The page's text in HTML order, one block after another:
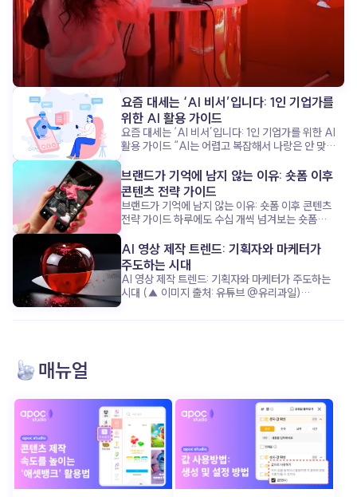
요즘 대세는 ‘AI 비서’입니다: 1인 기업가를
위한 AI 활용 가이드
요즘 대세는 ‘AI 비서’입니다: 1인 기업가를 위한 AI
활용 가이드 “AI는 어렵고 복잡해서 나랑은 안 맞아!”
기업가들은 복잡하고 무거운 AI 대신, 쉽고 친근한
‘AI 비서’ 에 훨씬 더 열광하고 있거든요. 단순한 업무
처리부터 마케팅 기획까지, 어떻게 AI가 혼자 모든 걸
하는 1인 기업가의 시간을 구해주고, 성장을 돕는지
지금부터 함께 살펴볼까요? “복잡하지 않아도
괜찮아”: AI 비서가 주목받는 이유 (▲ 이미지 출처:
클립아트코리아) 최근 1인 기업가들은 완벽한 AI
기술보다, 누구나 쉽게 쓰고 바로 도움 되는 ‘친근함’
을 더 원합니다. 복잡한 설정 없이 ‘내 비서’처럼 소통
하며, 업무 효율을 높여주는 AI가 핵심 매력
비서 덕분에 브랜드보다 ‘업무 효율’ 과 ‘고객 응대’
에서 한 단계 업그레이드되는 경험을 했습니다. AI
비서는 단순한 도구를 넘어, ‘나만의 비서’로서
친근하게 소통하며 팬(고객)과 연결고리를 만듭니다.
업무의 무게를 덜고, 브랜드가 아닌 ‘나’에게 집중할
수 있게 하는 거죠. 이제 AI 비서는 1인 기업가의
성공을 견인하는 핵심 파트너 입니다. AI는 도구가
브랜드가 기억에 남지 않는 이유: 숏폼 이후
콘텐츠 전략 가이드
브랜드가 기억에 남지 않는 이유: 숏폼 이후 콘텐츠
전략 가이드 하루에도 수십 개씩 넘겨보는 숏폼
남았을까요? 요즘은 ‘조회수’보다 ‘기억률’이 더
중요한 시대입니다. 고객의 머리에 남는 콘텐츠를
만들기 위해, 단순한 시선 끌기를 넘어서는 전략이
필요하죠. 이제 브랜드가 준비해야 할 건, 숏폼 이후
고객을 이끌 ‘다음 스텝’ 입니다. 그 전략의 핵심, 함께
눈길을 사로잡는 데는 탁월한 수단이에요. 감각적인
편집, 유행하는 음악, 짧고 강렬한 장면 전환. ‘발견의
순간’ 을 만들어내는 데 이만한 도구가 없죠. 그런데
문제는 그 이후입니다. 너무 많은 콘텐츠가 지나가는
만큼, 대부분은 금방 잊히고 맙니다. 기억되지 않는
브랜드는 결국 ‘한 번 스친 이름’ 그 이상이 되기
어렵죠. 지금 우리는 ‘조회수’는 넘치지만, ‘브랜드
애착’은 부족한 콘텐츠 시대 를 살고 있어요. 숏폼으로
AI 영상 제작 트렌드: 기획자와 마케터가
주도하는 시대
AI 영상 제작 트렌드: 기획자와 마케터가 주도하는
시대 (▲ 이미지 출처: 유튜브 @유리과일)
빠른 실행력 이 성공을 결정짓습니다. 영상 제작의
진입장벽이 무너진 지금, AI 영상 기술 을 통해
콘텐츠 경쟁에서 어떻게 앞서갈 수 있을까요? 그
구체적인 전략을 함께 알아보겠습니다. 더 이상
기술이 콘텐츠를 주도하지 않는다 (▲ 이미지 출처:
틱톡 @ai_mong) 과거에는 영상 한 편을
제작하려면 촬영 장비부터 스튜디오 대여, 전문 편집
매뉴얼